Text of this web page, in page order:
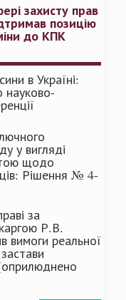
захисту прав
позицію
до КПК
в Україні:
науково-
у вигляді
щодо
Рішення № 4-
за
Р.В.
вимоги реальної